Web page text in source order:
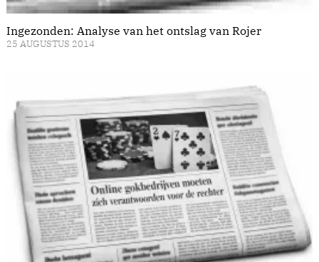
Ingezonden: Analyse van het ontslag van Rojer
25 AUGUSTUS 2014